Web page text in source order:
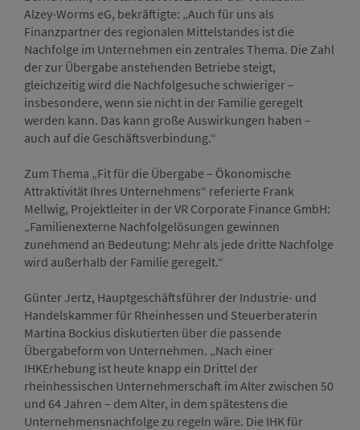
Alzey-Worms eG, bekräftigte: „Auch für uns als
Finanzpartner des regionalen Mittelstandes ist die
Nachfolge im Unternehmen ein zentrales Thema. Die Zahl
der zur Übergabe anstehenden Betriebe steigt,
gleichzeitig wird die Nachfolgesuche schwieriger –
insbesondere, wenn sie nicht in der Familie geregelt
werden kann. Das kann große Auswirkungen haben –
auch auf die Geschäftsverbindung.“
Zum Thema „Fit für die Übergabe – Ökonomische
Attraktivität Ihres Unternehmens“ referierte Frank
Mellwig, Projektleiter in der VR Corporate Finance GmbH:
„Familienexterne Nachfolgelösungen gewinnen
zunehmend an Bedeutung: Mehr als jede dritte Nachfolge
wird außerhalb der Familie geregelt.“
Günter Jertz, Hauptgeschäftsführer der Industrie- und
Handelskammer für Rheinhessen und Steuerberaterin
Martina Bockius diskutierten über die passende
Übergabeform von Unternehmen. „Nach einer
IHKErhebung ist heute knapp ein Drittel der
rheinhessischen Unternehmerschaft im Alter zwischen 50
und 64 Jahren – dem Alter, in dem spätestens die
Unternehmensnachfolge zu regeln wäre. Die IHK für